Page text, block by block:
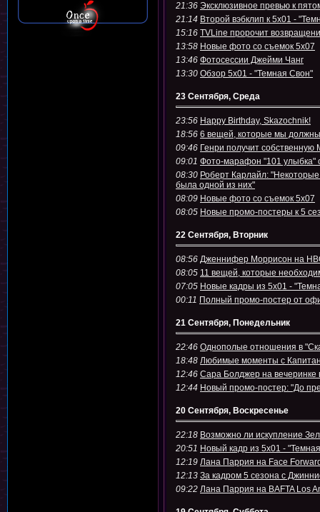
21:36 Эксклюзивное превью к
21:14 Второй вэбклип к 5х01 -
15:16 TVLine пророчит
13:58 Новые фото со съемок 5х07
13:46 Фотосессии Джейми Чанг
13:30 Обзор 5х01 - "Темная Свон"
23 Сентября, Среда
23:56 Happy Birthday, Skazochnik!
18:56 6 вещей, которые мы
09:46 Генри получит
09:01 Фото-марафон "101
08:30 Роберт Карлайл:
была одной из них"
08:09 Новые фото со съемок 5х07
08:05 Новые промо-постеры к 5
22 Сентября, Вторник
08:56 Дженнифер Моррисон на
08:05 11 вещей, которые
07:05 Новые кадры из 5х01 -
00:11 Полный промо-постер от
21 Сентября, Понедельник
22:46 Однополые отношения в
18:48 Любимые моменты с
12:46 Сара Болджер на вечеринке
12:44 Новый промо-постер: "До
20 Сентября, Воскресенье
22:18 Возможно ли искупление
20:51 Новый кадр из 5х01 -
12:19 Лана Паррия на Face
12:13 За кадром 5 сезона с
09:22 Лана Паррия на BAFTA Los